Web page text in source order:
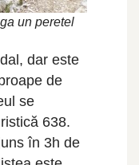
un peretel
dar este
de
se
638.
în 3h de